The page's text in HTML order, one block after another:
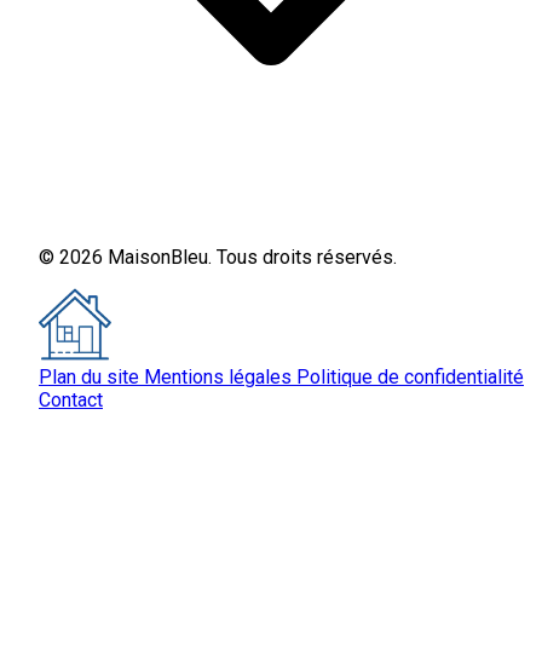
© 2026 MaisonBleu. Tous droits réservés.
Plan du site Mentions légales Politique de confidentialité
Contact